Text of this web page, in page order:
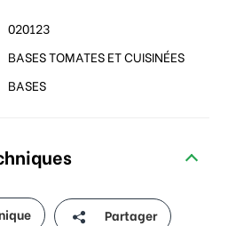
020123
BASES TOMATES ET CUISINÉES
BASES
Partager